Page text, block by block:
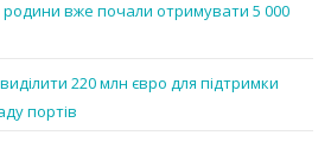
вже почали отримувати 5 000
220 млн євро для підтримки
портів